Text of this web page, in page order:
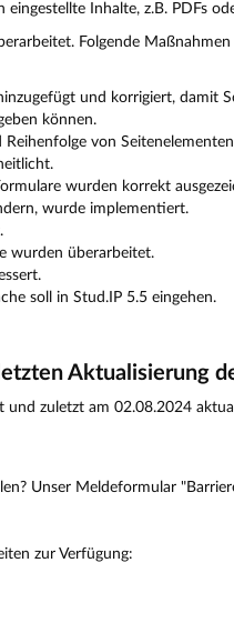
Inhalte, z.B. PDFs
Folgende
und korrigiert, damit
können.
von
wurden korrekt
wurde implementiert.
wurden überarbeitet.
soll in Stud.IP 5.5 eingehen.
Aktualisierung
und zuletzt am 02.08.2024
Unser Meldeformular
zur Verfügung: